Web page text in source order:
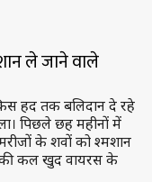
ले जाने वाले
हद तक बलिदान दे रहे
पिछले छह महीनों में
के शवों को श्मशान
की कल खुद वायरस के